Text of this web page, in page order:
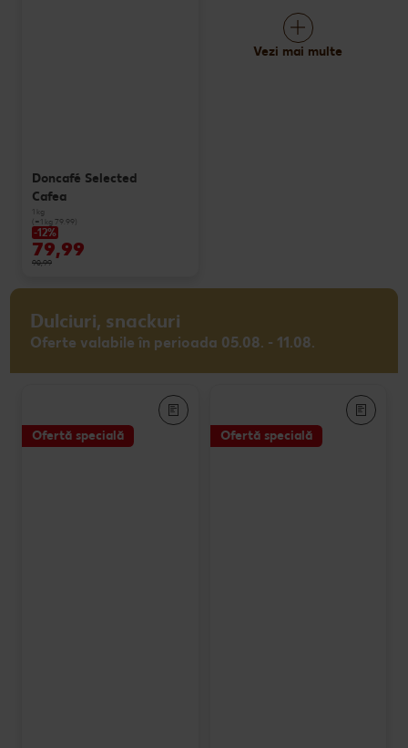
Doncafé Selected
Cafea
1 kg
(=1 kg 79.99)
-12%
79,99
90,99
Vezi mai multe
Dulciuri, snackuri
Oferte valabile în perioada 05.08. - 11.08.
Ofertă specială Ofertă specială